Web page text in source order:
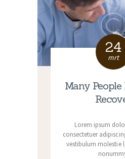
24
mrt
Many People
Lorem ipsum
consectetuer
vestibulum molestie